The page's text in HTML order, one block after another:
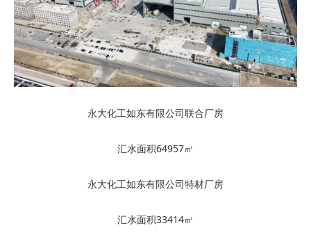
永大化工如东有限公司联合厂房
汇水面积64957㎡
永大化工如东有限公司特材厂房
汇水面积33414㎡